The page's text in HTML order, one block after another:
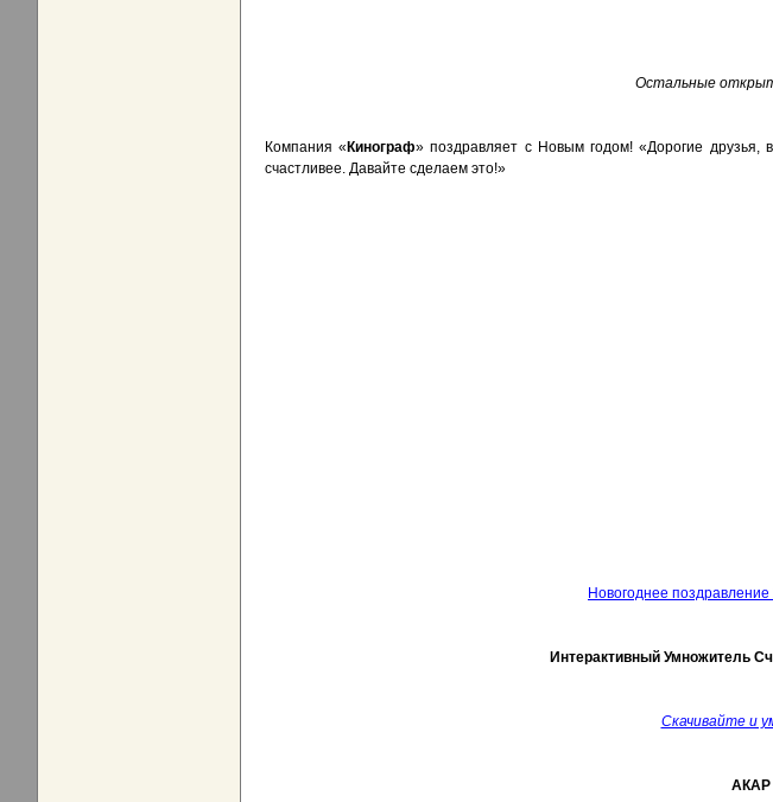
Остальные
Компания « Кинограф» поздравляет с Новым годом! «Дорогие друзья,
счастливее. Давайте сделаем это!»
Новогоднее
Интерактивный Умножитель
Скачивайте и
АКАР